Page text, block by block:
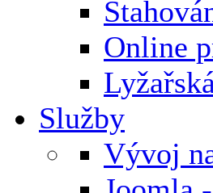
Online
Služby
Vývoj